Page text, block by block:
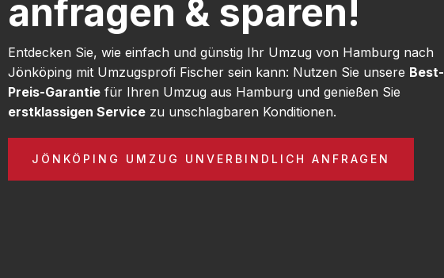
anfragen & sparen!
Entdecken Sie, wie einfach und günstig Ihr Umzug von Hamburg nach
Jönköping mit Umzugsprofi Fischer sein kann: Nutzen Sie unsere Best-
Preis-Garantie für Ihren Umzug aus Hamburg und genießen Sie
erstklassigen Service zu unschlagbaren Konditionen.
JÖNKÖPING UMZUG UNVERBINDLICH ANFRAGEN